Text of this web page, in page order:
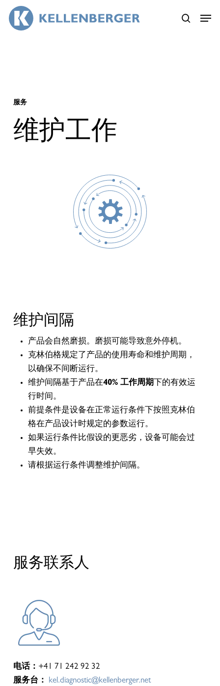
search
Menu
服务
维护工作
维护间隔
产品会自然磨损。磨损可能导致意外停机。
克林伯格规定了产品的使用寿命和维护周期，
以确保不间断运行。
维护间隔基于产品在40% 工作周期下的有效运
行时间。
前提条件是设备在正常运行条件下按照克林伯
格在产品设计时规定的参数运行。
如果运行条件比假设的更恶劣，设备可能会过
早失效。
请根据运行条件调整维护间隔。
服务联系人
电话： +41 71 242 92 32
服务台：
kel.diagnostic@kellenberger.net